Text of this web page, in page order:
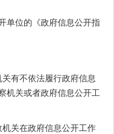
位的《政府信息公开指
有不依法履行政府信息
机关或者政府信息公开工
关在政府信息公开工作